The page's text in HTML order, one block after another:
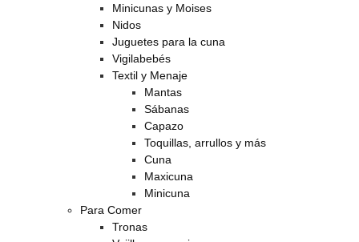
Minicunas y Moises
Nidos
Juguetes para la cuna
Vigilabebés
Textil y Menaje
Mantas
Sábanas
Capazo
Toquillas, arrullos y más
Cuna
Maxicuna
Minicuna
Para Comer
Tronas